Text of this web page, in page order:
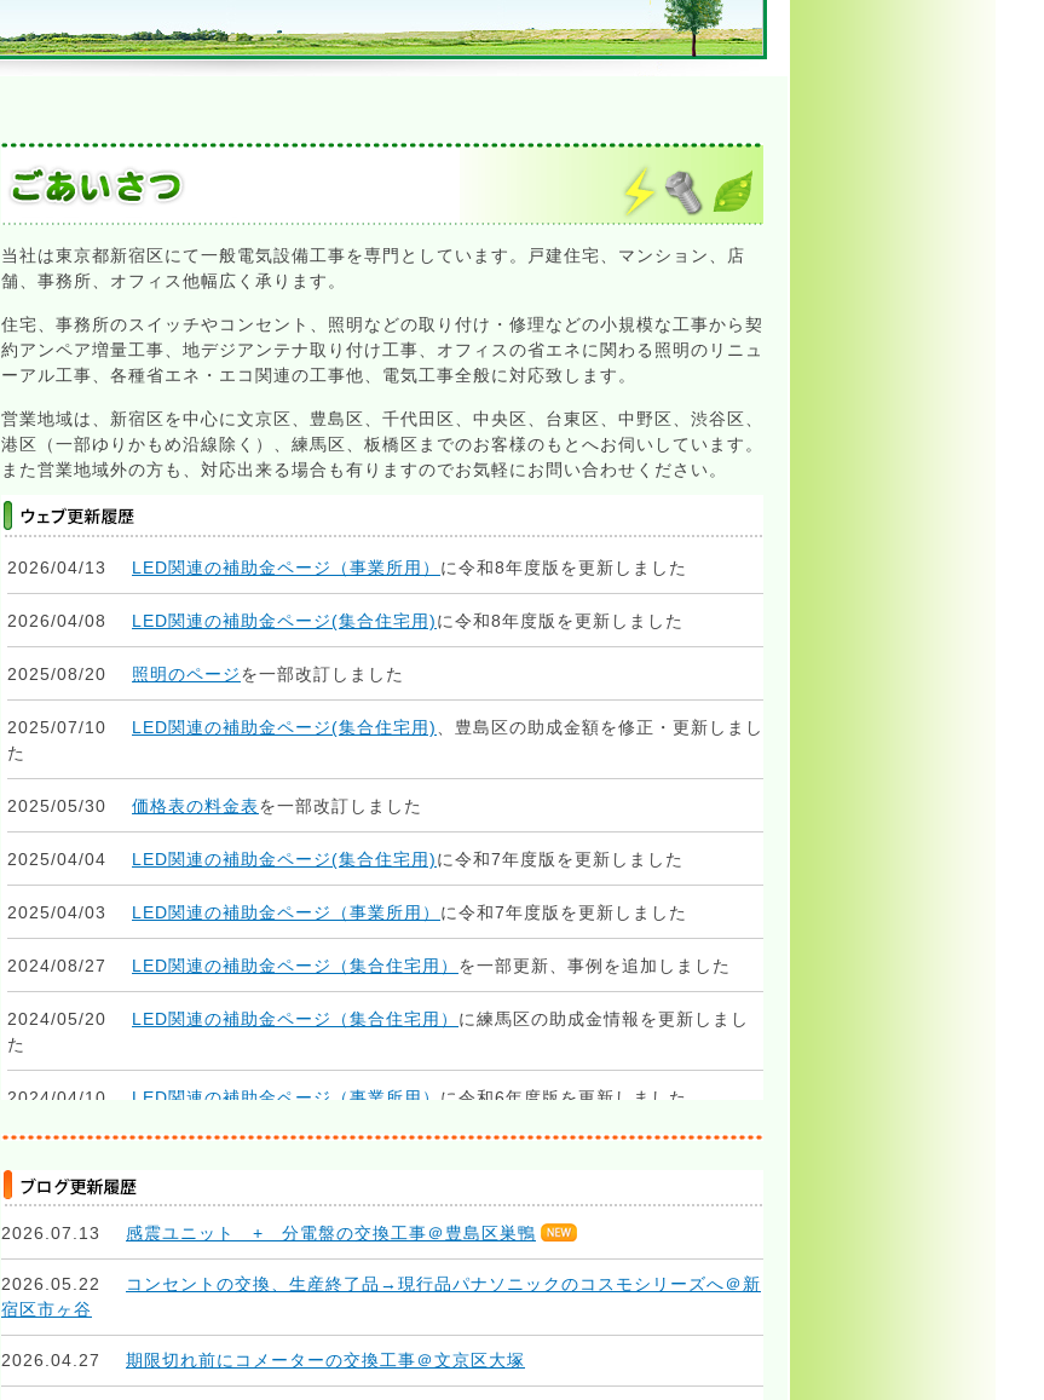
当社は東京都新宿区にて一般電気設備工事を専門としています。戸建住宅、マンション、店
舗、事務所、オフィス他幅広く承ります。
住宅、事務所のスイッチやコンセント、照明などの取り付け・修理などの小規模な工事から契
約アンペア増量工事、地デジアンテナ取り付け工事、オフィスの省エネに関わる照明のリニュ
ーアル工事、各種省エネ・エコ関連の工事他、電気工事全般に対応致します。
営業地域は、新宿区を中心に文京区、豊島区、千代田区、中央区、台東区、中野区、渋谷区、
港区（一部ゆりかもめ沿線除く）、練馬区、板橋区までのお客様のもとへお伺いしています。
また営業地域外の方も、対応出来る場合も有りますのでお気軽にお問い合わせください。
2026/04/13 LED関連の補助金ページ（事業所用） に令和8年度版を更新しました
2026/04/08 LED関連の補助金ページ(集合住宅用)に令和8年度版を更新しました
2025/08/20 照明のページを一部改訂しました
2025/07/10 LED関連の補助金ページ(集合住宅用)
、豊島区の助成金額を修正・更新しまし
た
2025/05/30 価格表の料金表を一部改訂しました
2025/04/04 LED関連の補助金ページ(集合住宅用)に令和7年度版を更新しました
2025/04/03 LED関連の補助金ページ（事業所用） に令和7年度版を更新しました
2024/08/27 LED関連の補助金ページ（集合住宅用） を一部更新、事例を追加しました
2024/05/20 LED関連の補助金ページ（集合住宅用） に練馬区の助成金情報を更新しまし
た
2024/04/10 LED関連の補助金ページ（事業所用） に令和6年度版を更新しました
2024/02/07当社所在地にgoogle mapを導入しました
2023/04/06LED関連の補助金ページ（集合住宅用）に令和5年度版を更新しました
2023/04/04
2022/07/28コンセント・スイッチページを更新、スイッチの項目にブログテーマのバナ
ーを貼ってリンクさせました
2026.07.13 感震ユニット + 分電盤の交換工事＠豊島区巣鴨
2026.05.22
コンセントの交換、生産終了品→現行品パナソニックのコスモシリーズへ＠新
宿区市ヶ谷
2026.04.27 期限切れ前にコメーターの交換工事＠文京区大塚